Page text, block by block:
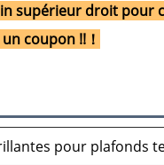
supérieur droit
coupon !!！
pour plafonds